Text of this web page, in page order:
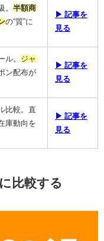
。 半額商
の“質”に
▶ 記事を
見る
ル。 ジャ
ン配布が
▶ 記事を
見る
比較。直
庫動向を
▶ 記事を
見る
比較する